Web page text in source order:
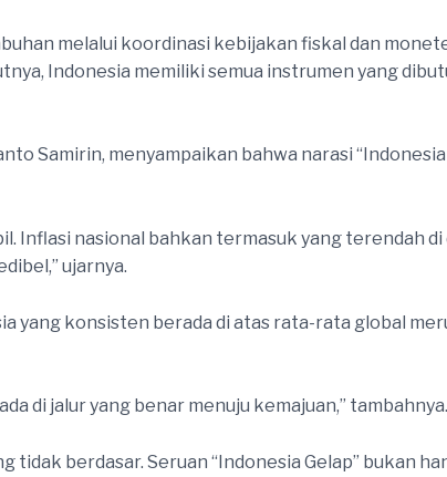
melalui koordinasi kebijakan fiskal dan
Indonesia memiliki semua instrumen yang
Samirin, menyampaikan bahwa narasi
nasional bahkan termasuk yang terendah di
ujarnya.
yang konsisten berada di atas rata-rata global
di jalur yang benar menuju kemajuan,” tambahnya.
berdasar. Seruan “Indonesia Gelap” bukan